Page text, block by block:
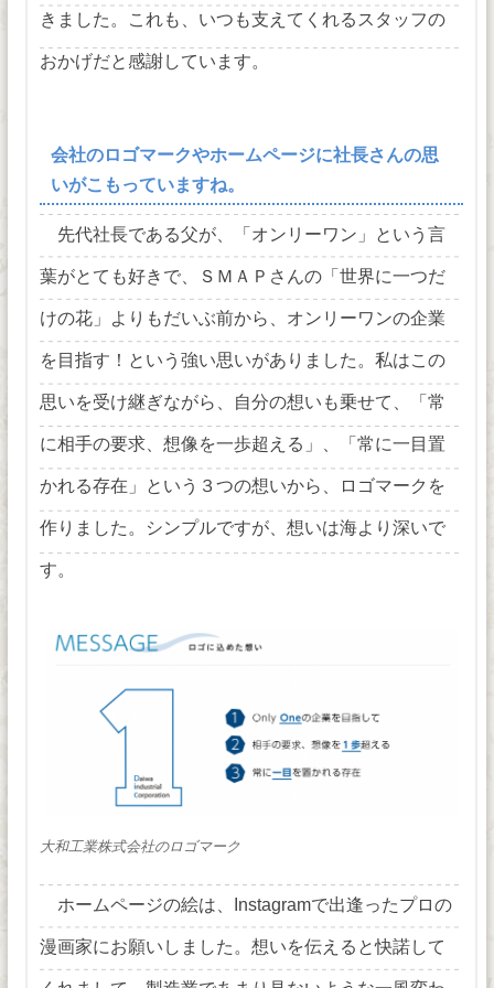
きました。これも、いつも支えてくれるスタッフの
おかげだと感謝しています。
会社のロゴマークやホームページに社長さんの思
いがこもっていますね。
先代社長である父が、「オンリーワン」という言
葉がとても好きで、ＳＭＡＰさんの「世界に一つだ
けの花」よりもだいぶ前から、オンリーワンの企業
を目指す！という強い思いがありました。私はこの
思いを受け継ぎながら、自分の想いも乗せて、「常
に相手の要求、想像を一歩超える」、「常に一目置
かれる存在」という３つの想いから、ロゴマークを
作りました。シンプルですが、想いは海より深いで
す。
大和工業株式会社のロゴマーク
ホームページの絵は、Instagramで出逢ったプロの
漫画家にお願いしました。想いを伝えると快諾して